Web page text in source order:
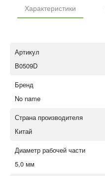
Характеристики
Артикул
B0509D
Бренд
No name
Страна производителя
Китай
Диаметр рабочей части
5,0 мм